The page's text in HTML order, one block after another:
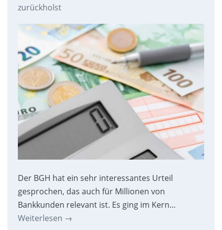
zurückholst
Der BGH hat ein sehr interessantes Urteil
gesprochen, das auch für Millionen von
Bankkunden relevant ist. Es ging im Kern…
Weiterlesen →